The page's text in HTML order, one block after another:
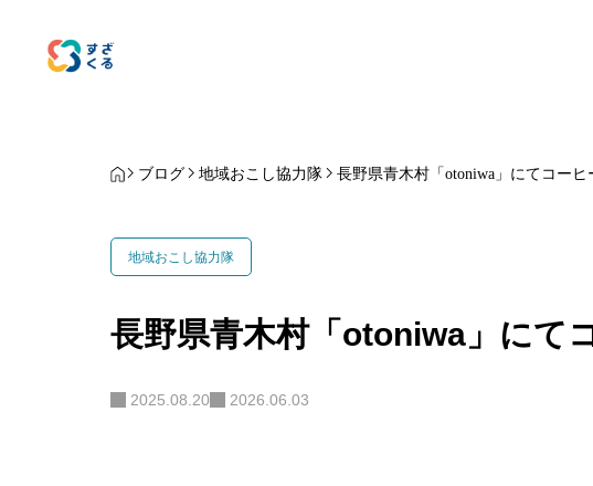
ブログ 地域おこし協力隊 長野県青木村「otoniwa」にてコーヒ
地域おこし協力隊
長野県青木村「otoniwa」にて
2025.08.20 2026.06.03